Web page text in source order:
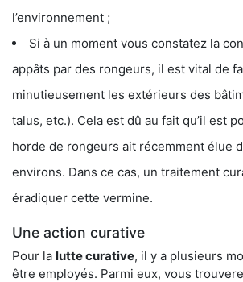
l’environnement ;
Si à un moment vous constatez la
appâts par des rongeurs, il est vital de
minutieusement les extérieurs des
talus, etc.). Cela est dû au fait qu’il est
horde de rongeurs ait récemment élue
environs. Dans ce cas, un traitement
éradiquer cette vermine.
Une action curative
Pour la lutte curative, il y a plusieurs
être employés. Parmi eux, vous